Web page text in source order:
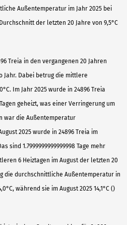
Außentemperatur im Jahr 2025 bei
der letzten 20 Jahre von 9,5°C
Treia in den vergangenen 20 Jahren
Jahr. Dabei betrug die mittlere
Im Jahr 2025 wurde in 24896 Treia
geheizt, was einer Verringerung um
war die Außentemperatur
2025 wurde in 24896 Treia im
sind 1.7999999999999998 Tage mehr
6 Heiztagen im August der letzten 20
die durchschnittliche Außentemperatur in
während sie im August 2025 14,1°C ()